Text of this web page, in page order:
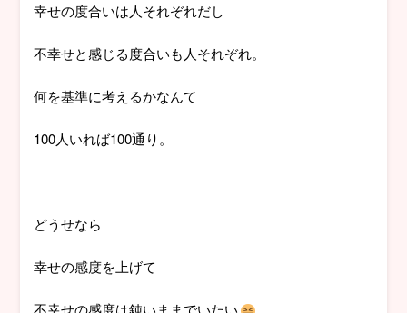
幸せの度合いは人それぞれだし
不幸せと感じる度合いも人それぞれ。
何を基準に考えるかなんて
100人いれば100通り。
どうせなら
幸せの感度を上げて